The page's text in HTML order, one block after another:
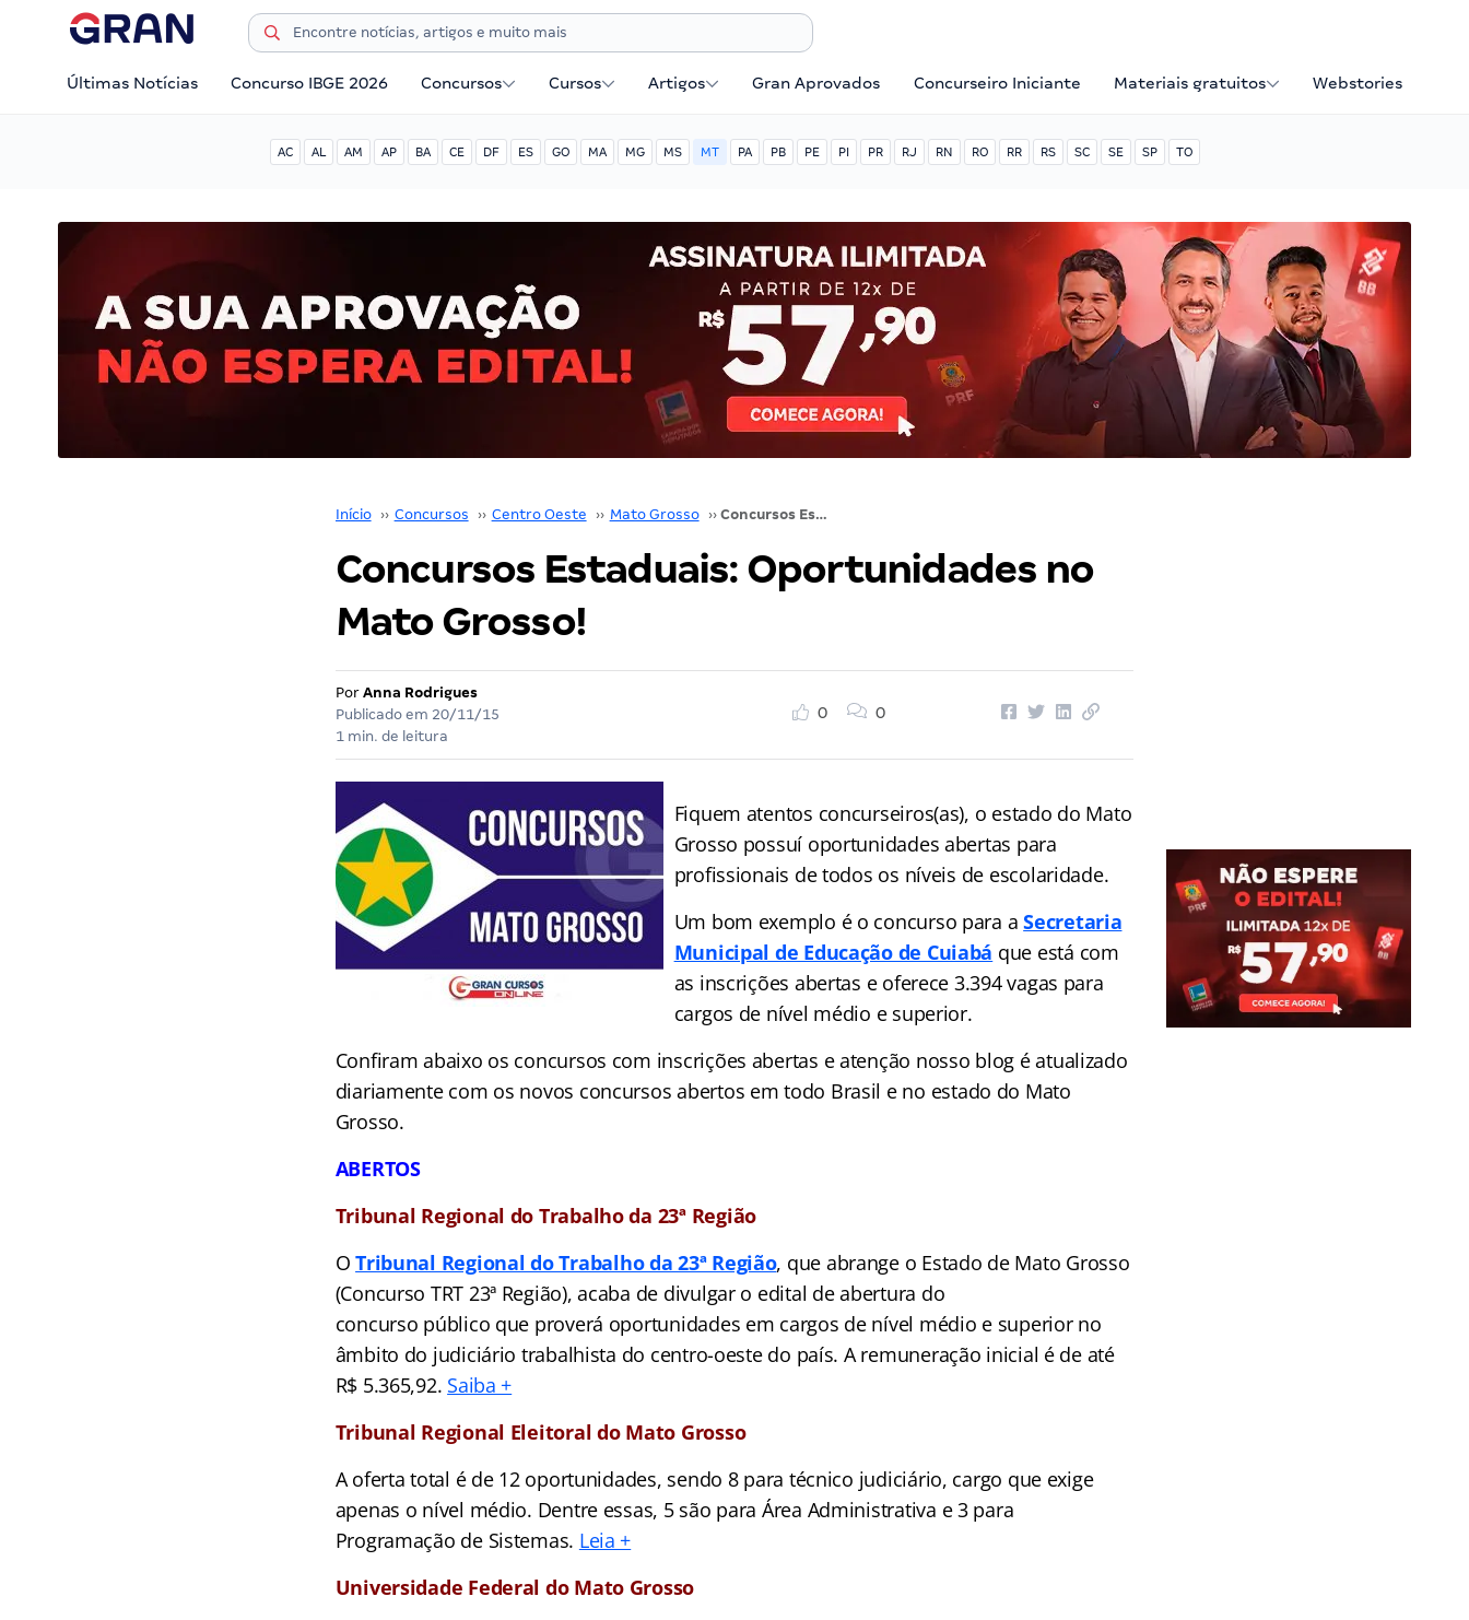
Últimas Notícias Concurso IBGE 2026 Concursos Cursos Artigos Gran Aprovados Concurseiro Iniciante Materiais gratuitos Webstories
AC AL AM AP BA CE DF ES GO MA MG MS MT PA PB PE PI PR RJ RN RO RR RS SC SE SP TO
Início ›› Concursos ›› Centro Oeste ›› Mato Grosso ›› Concursos Estaduais: Oportunidades no Mato Grosso!
Concursos Estaduais: Oportunidades no
Mato Grosso!
Por Anna Rodrigues
Publicado em 20/11/15
1 min. de leitura
0 0
Fiquem atentos concurseiros(as), o estado do Mato
Grosso possuí oportunidades abertas para
profissionais de todos os níveis de escolaridade.
Um bom exemplo é o concurso para aSecretaria
Municipal de Educação de Cuiabá que está com
as inscrições abertas e oferece 3.394 vagas para
cargos de nível médio e superior.
Confiram abaixo os concursos com inscrições abertas e atenção nosso blog é atualizado
diariamente com os novos concursos abertos em todo Brasil e no estado do Mato
Grosso.
ABERTOS
Tribunal Regional do Trabalho da 23ª Região
OTribunal Regional do Trabalho da 23ª Região, que abrange o Estado de Mato Grosso
(Concurso TRT 23ª Região), acaba de divulgar o edital de abertura do
concurso público que proverá oportunidades em cargos de nível médio e superior no
âmbito do judiciário trabalhista do centro-oeste do país. A remuneração inicial é de até
R$ 5.365,92. Saiba +
Tribunal Regional Eleitoral do Mato Grosso
A oferta total é de 12 oportunidades, sendo 8 para técnico judiciário, cargo que exige
apenas o nível médio. Dentre essas, 5 são para Área Administrativa e 3 para
Programação de Sistemas. Leia +
Universidade Federal do Mato Grosso